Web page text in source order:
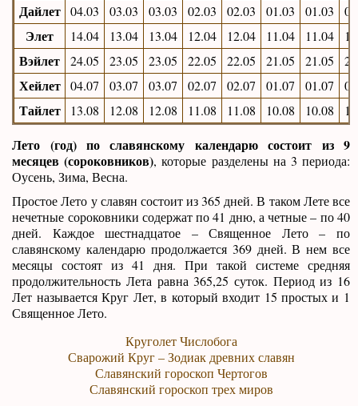
Дайлет 04.03 03.03 03.03 02.03 02.03 01.03 01.03
Элет 14.04 13.04 13.04 12.04 12.04 11.04 11.04
Вэйлет 24.05 23.05 23.05 22.05 22.05 21.05 21.05
Хейлет 04.07 03.07 03.07 02.07 02.07 01.07 01.07
Тайлет 13.08 12.08 12.08 11.08 11.08 10.08 10.08
Лето (год) по славянскому календарю состоит из 9
месяцев (сороковников), которые разделены на 3 периода:
Оусень, Зима, Весна.
Простое Лето у славян состоит из 365 дней. В таком Лете все
нечетные сороковники содержат по 41 дню, а четные – по 40
дней. Каждое шестнадцатое – Священное Лето – по
славянскому календарю продолжается 369 дней. В нем все
месяцы состоят из 41 дня. При такой системе средняя
продолжительность Лета равна 365,25 суток. Период из 16
Лет называется Круг Лет, в который входит 15 простых и 1
Священное Лето.
Круголет Числобога
Сварожий Круг – Зодиак древних славян
Славянский гороскоп Чертогов
Славянский гороскоп трех миров